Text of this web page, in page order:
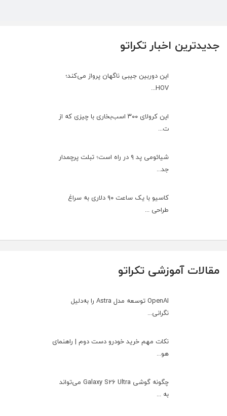
جدیدترین اخبار تکراتو
این دوربین جیبی ناگهان پرواز می‌کند؛
HOV...
این کرولای ۳۰۰ اسب‌بخاری با چیزی که از
ت...
شیائومی پد ۹ در راه است؛ تبلت پرچمدار
جد...
کاسیو با یک ساعت ۹۰ دلاری به سراغ
طراحی ...
مقالات آموزشی تکراتو
OpenAI توسعه مدل Astra را به‌دلیل
نگرانی...
نکات مهم خرید خودرو دست دوم | راهنمای
هو...
چگونه گوشی Galaxy S26 Ultra می‌تواند
به ...